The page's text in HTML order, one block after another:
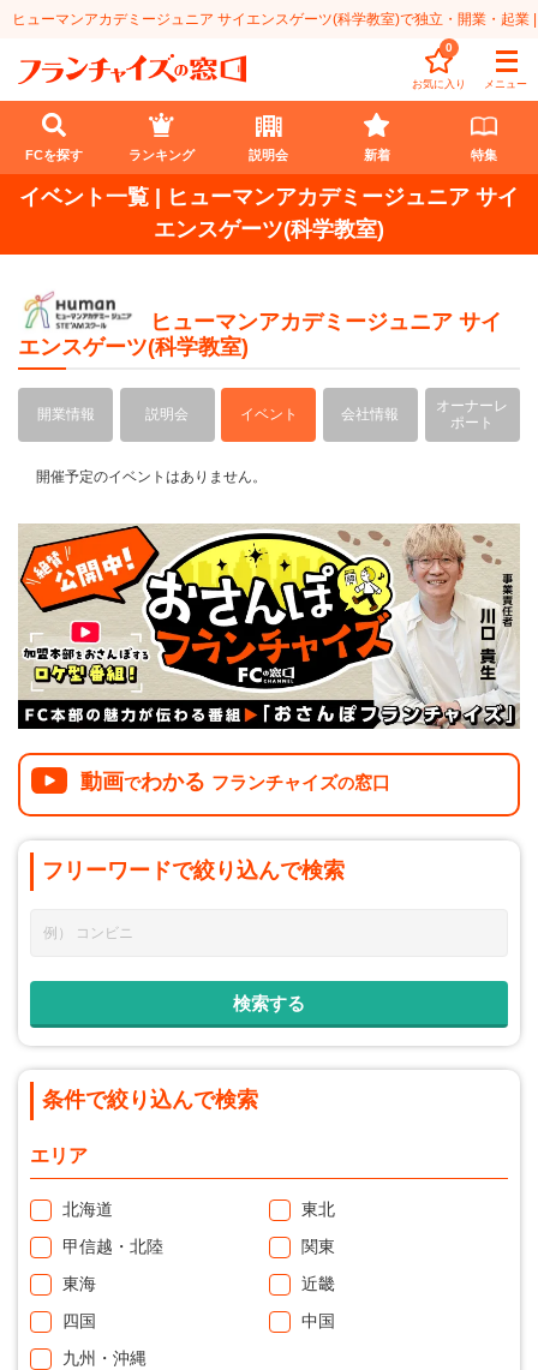
ヒューマンアカデミージュニア サイエンスゲーツ(科学教室)で独立・開業・起
お気に入り
0
メニュー
代理店業
サービス業
無店舗系
小売業
介護・福祉業
美容・健康業
海外FC本部
インターン独立・社員募集
開業資金
301万円～500万円
501万円～1000万円
1001万円以上
エリア
東北
甲信越・北陸
関東
東海
近畿
中国
九州・沖縄
ランキング
介護
塾
飲食
リペアクリーニング
夫婦で開業
脱サラで開業
イベント
お役立ち情報コラム
会員登録 ログイン
FCを探す ランキング 説明会 新着 特集
イベント一覧 | ヒューマンアカデミージュニア サイ
エンスゲーツ(科学教室)
ヒューマンアカデミージュニア サイ
エンスゲーツ(科学教室)
開業情報 説明会 イベント 会社情報
オーナーレ
ポート
開催予定のイベントはありません。
動画でわかる フランチャイズの窓口
フリーワードで絞り込んで検索
条件で絞り込んで検索
エリア
北海道
東北
甲信越・北陸
関東
東海
近畿
四国
中国
九州・沖縄